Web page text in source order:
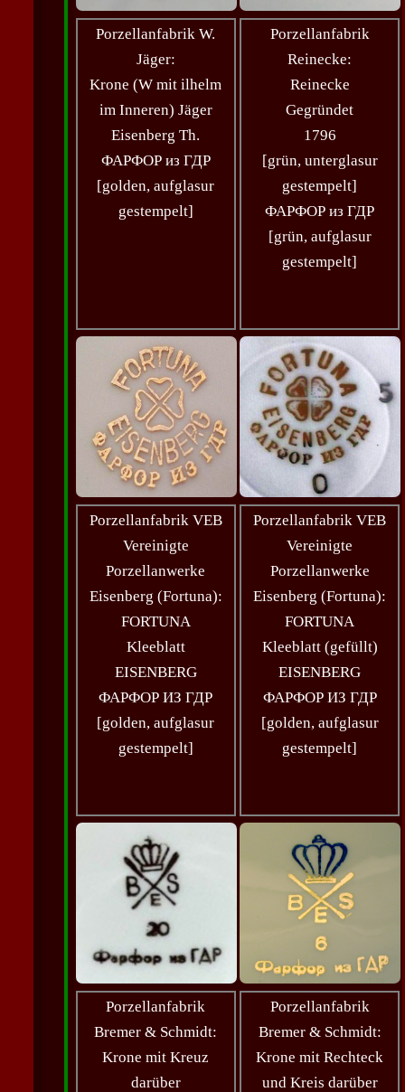
Porzellanfabrik W.
Jäger:
Krone (W mit ilhelm
im Inneren) Jäger
Eisenberg Th.
ФАРФОР из ГДР
[golden, aufglasur
gestempelt]
Porzellanfabrik
Reinecke:
Reinecke
Gegründet
1796
[grün, unterglasur
gestempelt]
ФАРФОР из ГДР
[grün, aufglasur
gestempelt]
Porzellanfabrik VEB
Vereinigte
Porzellanwerke
Eisenberg (Fortuna):
FORTUNA
Kleeblatt
EISENBERG
ФАРФОР ИЗ ГДР
[golden, aufglasur
gestempelt]
Porzellanfabrik VEB
Vereinigte
Porzellanwerke
Eisenberg (Fortuna):
FORTUNA
Kleeblatt (gefüllt)
EISENBERG
ФАРФОР ИЗ ГДР
[golden, aufglasur
gestempelt]
Porzellanfabrik
Bremer & Schmidt:
Krone mit Kreuz
darüber
Porzellanfabrik
Bremer & Schmidt:
Krone mit Rechteck
und Kreis darüber